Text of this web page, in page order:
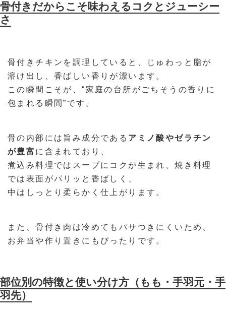
骨付きだからこそ味わえるコクとジューシー
さ
骨付きチキンを調理していると、じゅわっと脂が
溶け出し、香ばしい香りが漂います。
この瞬間こそが、“家庭の台所がごちそうの香りに
包まれる瞬間”です。
骨の内部には旨み成分である アミノ酸やゼラチン
が豊富 に含まれており、
煮込み料理ではスープにコクが生まれ、焼き料理
では表面がパリッと香ばしく、
中はしっとり柔らかく仕上がります。
また、骨付き肉は冷めてもパサつきにくいため、
お弁当や作り置きにもぴったりです。
部位別の特徴と使い分け方（もも・手羽元・手
羽先）